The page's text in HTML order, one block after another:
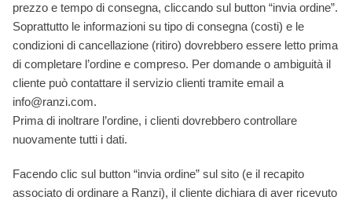
prezzo e tempo di consegna, cliccando sul button “invia ordine”.
Soprattutto le informazioni su tipo di consegna (costi) e le
condizioni di cancellazione (ritiro) dovrebbero essere letto prima
di completare l’ordine e compreso. Per domande o ambiguità il
cliente può contattare il servizio clienti tramite email a
info@ranzi.com.
Prima di inoltrare l’ordine, i clienti dovrebbero controllare
nuovamente tutti i dati.
Facendo clic sul button “invia ordine” sul sito (e il recapito
associato di ordinare a Ranzi), il cliente dichiara di aver ricevuto